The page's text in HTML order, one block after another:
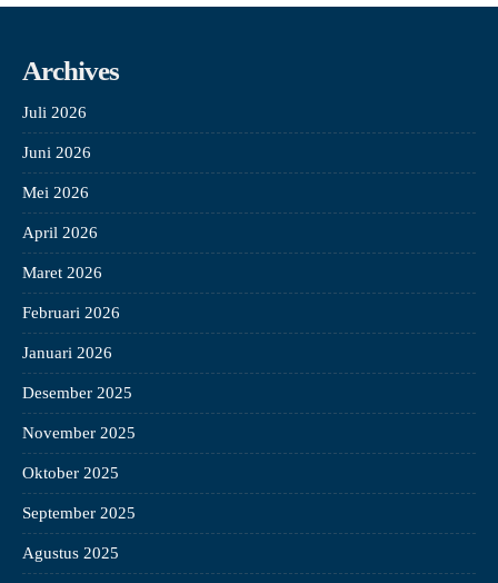
Archives
Juli 2026
Juni 2026
Mei 2026
April 2026
Maret 2026
Februari 2026
Januari 2026
Desember 2025
November 2025
Oktober 2025
September 2025
Agustus 2025